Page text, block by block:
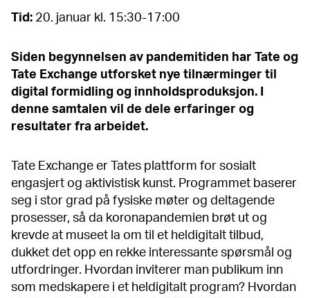
Tid: 20. januar kl. 15:30-17:00
Siden begynnelsen av pandemitiden har Tate og
Tate Exchange utforsket nye tilnærminger til
digital formidling og innholdsproduksjon. I
denne samtalen vil de dele erfaringer og
resultater fra arbeidet.
Tate Exchange er Tates plattform for sosialt
engasjert og aktivistisk kunst. Programmet baserer
seg i stor grad på fysiske møter og deltagende
prosesser, så da koronapandemien brøt ut og
krevde at museet la om til et heldigitalt tilbud,
dukket det opp en rekke interessante spørsmål og
utfordringer. Hvordan inviterer man publikum inn
som medskapere i et heldigitalt program? Hvordan